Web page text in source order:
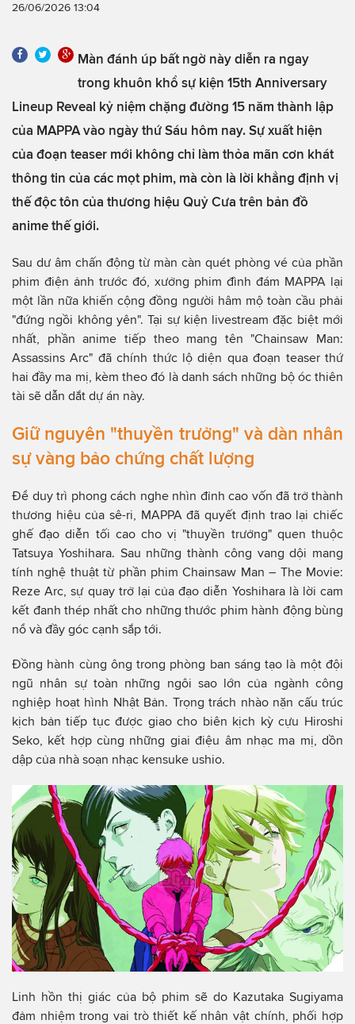
26/06/2026 13:04
Màn đánh úp bất ngờ này diễn ra ngay
trong khuôn khổ sự kiện 15th Anniversary
Lineup Reveal kỷ niệm chặng đường 15 năm thành lập
của MAPPA vào ngày thứ Sáu hôm nay. Sự xuất hiện
của đoạn teaser mới không chỉ làm thỏa mãn cơn khát
thông tin của các mọt phim, mà còn là lời khẳng định vị
thế độc tôn của thương hiệu Quỷ Cưa trên bản đồ
anime thế giới.
Sau dư âm chấn động từ màn càn quét phòng vé của phần
phim điện ảnh trước đó, xưởng phim đình đám MAPPA lại
một lần nữa khiến cộng đồng người hâm mộ toàn cầu phải
"đứng ngồi không yên". Tại sự kiện livestream đặc biệt mới
nhất, phần anime tiếp theo mang tên "Chainsaw Man:
Assassins Arc" đã chính thức lộ diện qua đoạn teaser thứ
hai đầy ma mị, kèm theo đó là danh sách những bộ óc thiên
tài sẽ dẫn dắt dự án này.
Giữ nguyên "thuyền trưởng" và dàn nhân
sự vàng bảo chứng chất lượng
Để duy trì phong cách nghe nhìn đỉnh cao vốn đã trở thành
thương hiệu của sê-ri, MAPPA đã quyết định trao lại chiếc
ghế đạo diễn tối cao cho vị "thuyền trưởng" quen thuộc
Tatsuya Yoshihara. Sau những thành công vang dội mang
tính nghệ thuật từ phần phim Chainsaw Man – The Movie:
Reze Arc, sự quay trở lại của đạo diễn Yoshihara là lời cam
kết đanh thép nhất cho những thước phim hành động bùng
nổ và đầy góc cạnh sắp tới.
Đồng hành cùng ông trong phòng ban sáng tạo là một đội
ngũ nhân sự toàn những ngôi sao lớn của ngành công
nghiệp hoạt hình Nhật Bản. Trọng trách nhào nặn cấu trúc
kịch bản tiếp tục được giao cho biên kịch kỳ cựu Hiroshi
Seko, kết hợp cùng những giai điệu âm nhạc ma mị, dồn
dập của nhà soạn nhạc kensuke ushio.
Linh hồn thị giác của bộ phim sẽ do Kazutaka Sugiyama
đảm nhiệm trong vai trò thiết kế nhân vật chính, phối hợp